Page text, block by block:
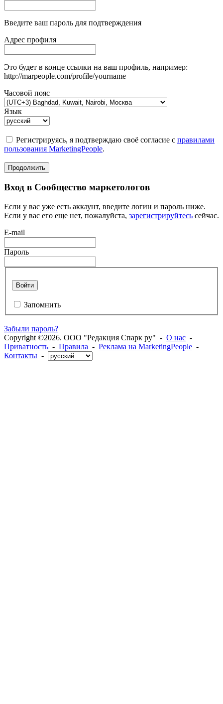
Введите ваш пароль для подтверждения
Адрес профиля
Это будет в конце ссылки на ваш профиль, например:
http://marpeople.com/profile/yourname
Часовой пояс
Язык
Регистрируясь, я подтверждаю своё согласие с правилами
пользования MarketingPeople.
Продолжить
Вход в Сообщество маркетологов
Если у вас уже есть аккаунт, введите логин и пароль ниже.
Если у вас его еще нет, пожалуйста, зарегистрируйтесь сейчас.
E-mail
Пароль
Войти
Запомнить
Забыли пароль?
Copyright ©2026. ООО "Редакция Спарк ру" - О нас -
Приватность - Правила - Реклама на MarketingPeople -
Контакты -